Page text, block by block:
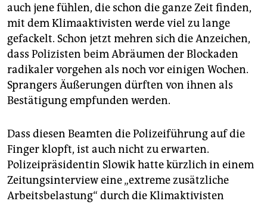
auch jene fühlen, die schon die ganze Zeit finden,
mit dem Klimaaktivisten werde viel zu lange
gefackelt. Schon jetzt mehren sich die Anzeichen,
dass Polizisten beim Abräumen der Blockaden
radikaler vorgehen als noch vor einigen Wochen.
Sprangers Äußerungen dürften von ihnen als
Bestätigung empfunden werden.
Dass diesen Beamten die Polizeiführung auf die
Finger klopft, ist auch nicht zu erwarten.
Polizeipräsidentin Slowik hatte kürzlich in einem
Zeitungsinterview eine „extreme zusätzliche
Arbeitsbelastung“ durch die Klimaktivisten